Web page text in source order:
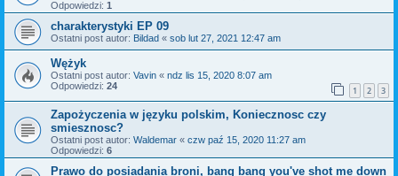
Odpowiedzi: 1
charakterystyki EP 09
Ostatni post autor: Bildad « sob lut 27, 2021 12:47 am
Wężyk
Ostatni post autor: Vavin « ndz lis 15, 2020 8:07 am
Odpowiedzi: 24 1 2 3
Zapożyczenia w języku polskim, Koniecznosc czy
smiesznosc?
Ostatni post autor: Waldemar « czw paź 15, 2020 11:27 am
Odpowiedzi: 6
Prawo do posiadania broni, bang bang you've shot me down